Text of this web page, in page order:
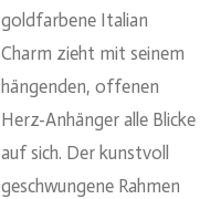
goldfarbene Italian
Charm zieht mit seinem
hängenden, offenen
Herz-Anhänger alle Blicke
auf sich. Der kunstvoll
geschwungene Rahmen